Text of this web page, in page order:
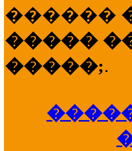
������
�����
�����;.